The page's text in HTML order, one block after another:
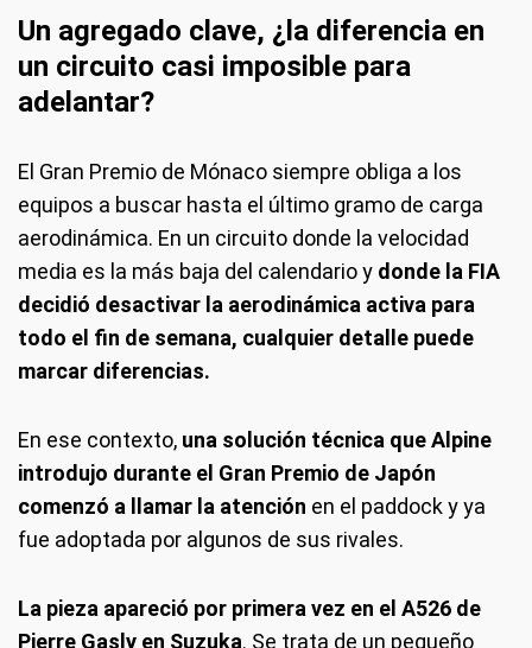
Un agregado clave, ¿la diferencia en
un circuito casi imposible para
adelantar?
El Gran Premio de Mónaco siempre obliga a los
equipos a buscar hasta el último gramo de carga
aerodinámica. En un circuito donde la velocidad
media es la más baja del calendario y donde la FIA
decidió desactivar la aerodinámica activa para
todo el fin de semana, cualquier detalle puede
marcar diferencias.
En ese contexto, una solución técnica que Alpine
introdujo durante el Gran Premio de Japón
comenzó a llamar la atención en el paddock y ya
fue adoptada por algunos de sus rivales.
La pieza apareció por primera vez en el A526 de
Pierre Gasly en Suzuka. Se trata de un pequeño